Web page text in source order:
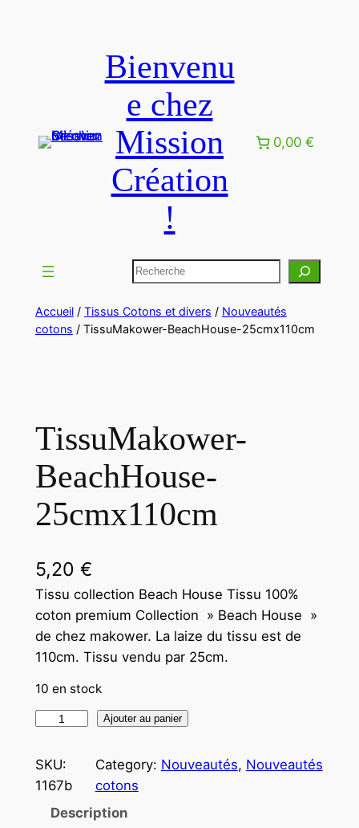
Bienvenu
e chez
Mission
Création
!
0,00 €
Accueil/ Tissus Cotons et divers / Nouveautés
cotons / TissuMakower-BeachHouse-25cmx110cm
TissuMakower-
BeachHouse-
25cmx110cm
5,20 €
Tissu collection Beach House Tissu 100%
coton premium Collection » Beach House »
de chez makower. La laize du tissu est de
110cm. Tissu vendu par 25cm.
10 en stock
Ajouter au panier
SKU:
1167b
Category: Nouveautés, Nouveautés
cotons
Description